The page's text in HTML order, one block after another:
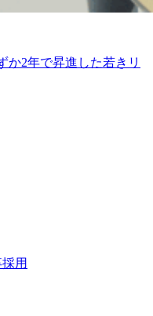
か2年で昇進した若きリ
用